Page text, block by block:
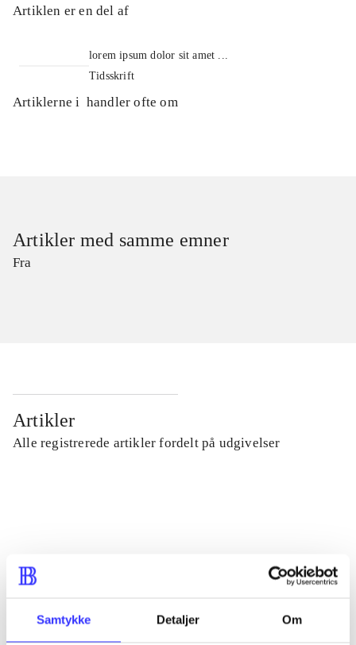
Samtykke Detaljer Om
Artiklen er en del af
lorem ipsum dolor sit amet ...
Tidsskrift
Artiklerne i handler ofte om
Artikler med samme emner
Fra
Artikler
Alle registrerede artikler fordelt på udgivelser
...